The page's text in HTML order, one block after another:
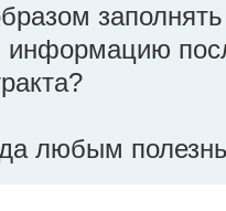
информацию
любым